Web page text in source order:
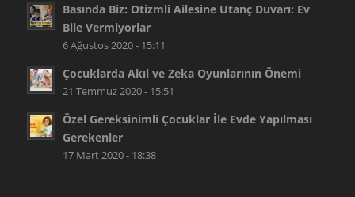
Basında Biz: Otizmli Ailesine Utanç Duvarı: Ev
Bile Vermiyorlar
6 Ağustos 2020 - 15:11
Çocuklarda Akıl ve Zeka Oyunlarının Önemi
21 Temmuz 2020 - 15:51
Özel Gereksinimli Çocuklar İle Evde Yapılması
Gerekenler
17 Mart 2020 - 18:38